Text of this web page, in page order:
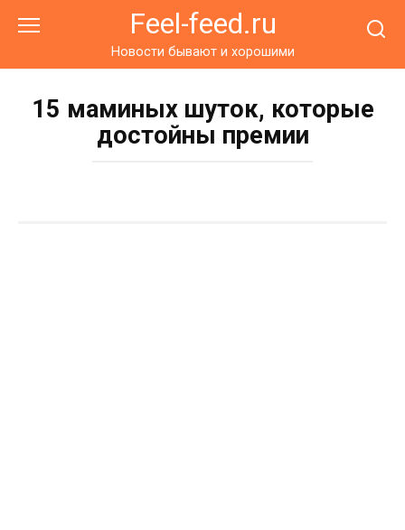
Feel-feed.ru
Новости бывают и хорошими
15 маминых шуток, которые
достойны премии